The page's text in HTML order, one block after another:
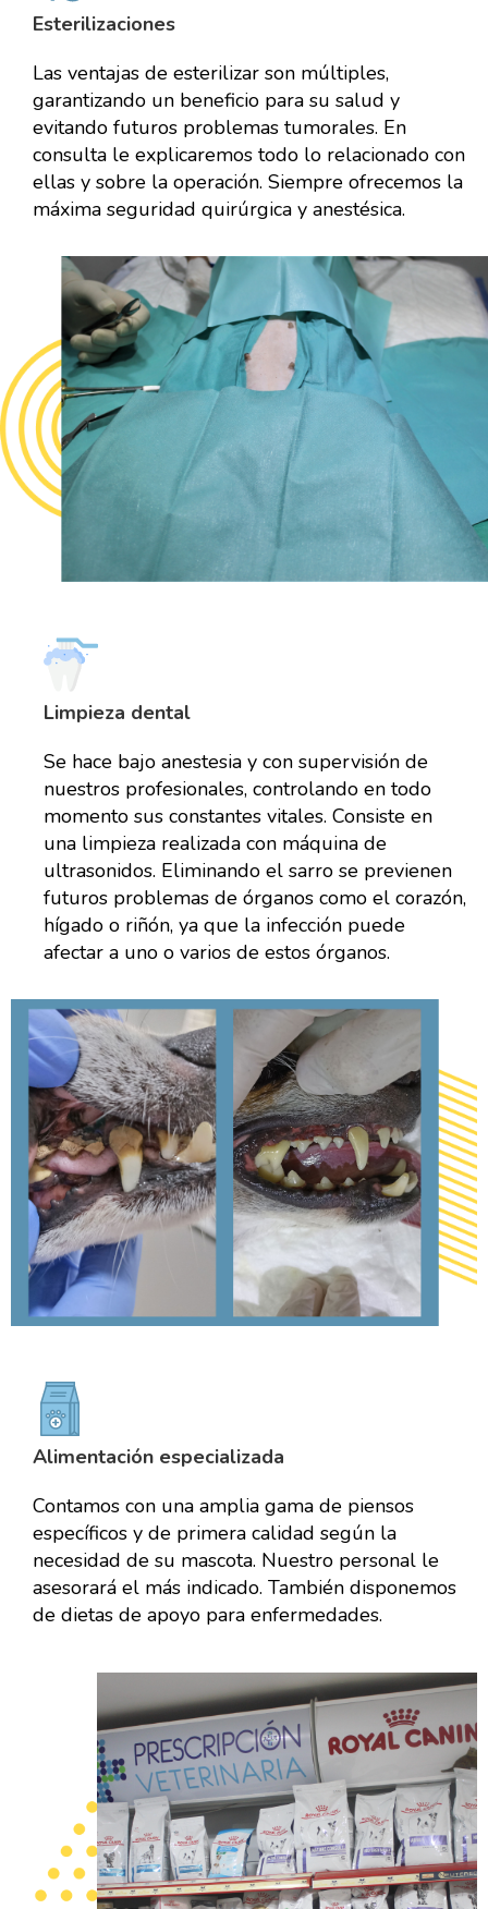
Esterilizaciones
Las ventajas de esterilizar son múltiples,
garantizando un beneficio para su salud y
evitando futuros problemas tumorales. En
consulta le explicaremos todo lo relacionado con
ellas y sobre la operación. Siempre ofrecemos la
máxima seguridad quirúrgica y anestésica.
Limpieza dental
Se hace bajo anestesia y con supervisión de
nuestros profesionales, controlando en todo
momento sus constantes vitales. Consiste en
una limpieza realizada con máquina de
ultrasonidos. Eliminando el sarro se previenen
futuros problemas de órganos como el corazón,
hígado o riñón, ya que la infección puede
afectar a uno o varios de estos órganos.
Alimentación especializada
Contamos con una amplia gama de piensos
específicos y de primera calidad según la
necesidad de su mascota. Nuestro personal le
asesorará el más indicado. También disponemos
de dietas de apoyo para enfermedades.